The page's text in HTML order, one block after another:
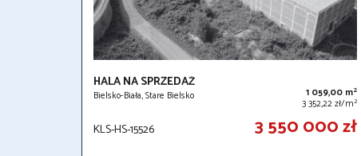
HALA NA SPRZEDAŻ
Bielsko-Biała, Stare Bielsko 1 059,00 m2
3 352,22 zł/m2
KLS-HS-15526 3 550 000 zł